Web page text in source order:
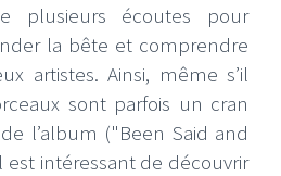
plusieurs écoutes pour
la bête et comprendre
artistes. Ainsi, même s’il
sont parfois un cran
l’album ("Been Said and
intéressant de découvrir